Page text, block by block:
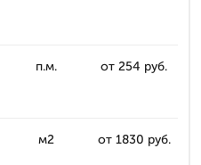
п.м. от 254 руб.
м2 от 1830 руб.